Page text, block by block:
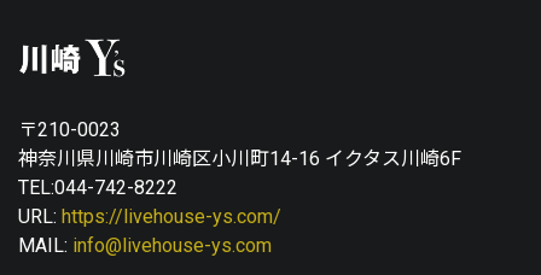
〒210-0023
神奈川県川崎市川崎区小川町14-16 イクタス川崎6F
TEL:044-742-8222
URL: https://livehouse-ys.com/
MAIL: info@livehouse-ys.com